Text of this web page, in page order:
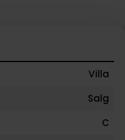
Villa
Salg
C